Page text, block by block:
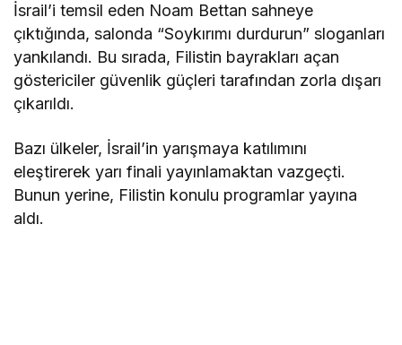
İsrail’i temsil eden Noam Bettan sahneye
çıktığında, salonda “Soykırımı durdurun” sloganları
yankılandı. Bu sırada, Filistin bayrakları açan
göstericiler güvenlik güçleri tarafından zorla dışarı
çıkarıldı.
Bazı ülkeler, İsrail’in yarışmaya katılımını
eleştirerek yarı finali yayınlamaktan vazgeçti.
Bunun yerine, Filistin konulu programlar yayına
aldı.